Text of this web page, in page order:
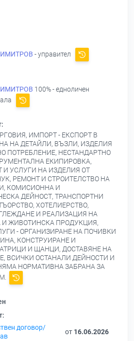
- управител
100% - едноличен
ИМПОРТ - ЕКСПОРТ В
НА ДЕТАЙЛИ, ВЪЗЛИ, ИЗДЕЛИЯ
ПОТРЕБЛЕНИЕ, НЕСТАНДАРТНО
ЕКИПИРОВКА,
И УСЛУГИ НА ИЗДЕЛИЯ ОТ
РЕМОНТ И СТРОИТЕЛСТВО НА
КОМИСИОННА И
ДЕЙНОСТ, ТРАНСПОРТНИ
ХОТЕЛИЕРСТВО,
И РЕАЛИЗАЦИЯ НА
И ЖИВОТИНСКА ПРОДУКЦИЯ,
- ОРГАНИЗИРАНЕ НА ПОЧИВКИ
КОНСТРУИРАНЕ И
И ЩАНЦИ, ДОСТАВЯНЕ НА
ВСИЧКИ ОСТАНАЛИ ДЕЙНОСТИ И
НОРМАТИВНА ЗАБРАНА ЗА
договор/
от 16.06.2026